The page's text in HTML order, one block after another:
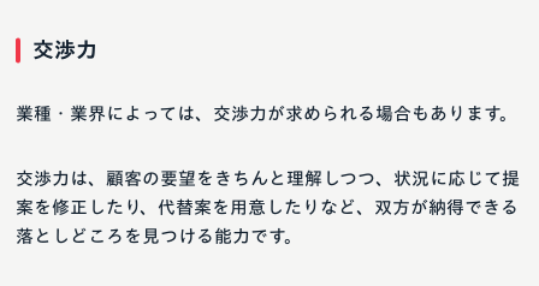
交渉力
業種・業界によっては、交渉力が求められる場合もあります。
交渉力は、顧客の要望をきちんと理解しつつ、状況に応じて提
案を修正したり、代替案を用意したりなど、双方が納得できる
落としどころを見つける能力です。